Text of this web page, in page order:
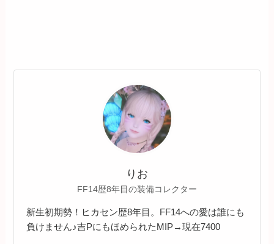
りお
FF14歴8年目の装備コレクター
新生初期勢！ヒカセン歴8年目。FF14への愛は誰にも
負けません♪吉PにもほめられたMIP→現在7400